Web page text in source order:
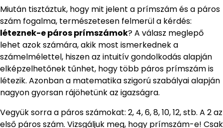
Miután tisztáztuk, hogy mit jelent a prímszám és a páros
szám fogalma, természetesen felmerül a kérdés:
léteznek-e páros prímszámok? A válasz meglepő
lehet azok számára, akik most ismerkednek a
számelmélettel, hiszen az intuitív gondolkodás alapján
elképzelhetőnek tűnhet, hogy több páros prímszám is
létezik. Azonban a matematika szigorú szabályai alapján
nagyon gyorsan rájöhetünk az igazságra.
Vegyük sorra a páros számokat: 2, 4, 6, 8, 10, 12, stb. A 2 az
első páros szám. Vizsgáljuk meg, hogy prímszám-e! Csak